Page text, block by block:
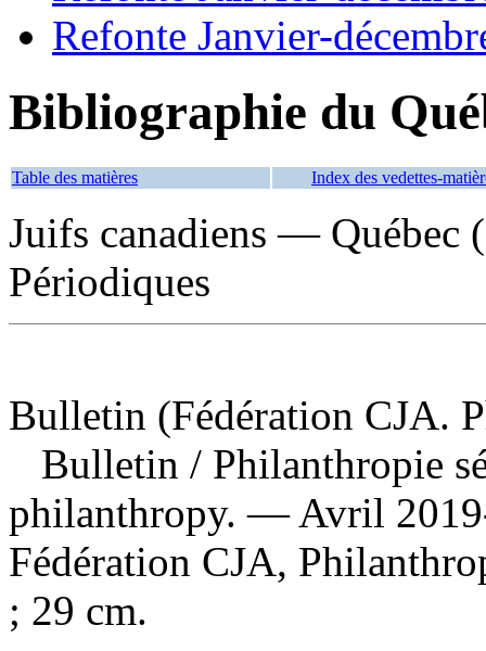
Refonte Janvier-
Bibliographie du
Table des matières Index des vedettes-
Juifs canadiens —
Périodiques
Bulletin (Fédération CJA.
Bulletin / Philanthropie
philanthropy. — Avril
Fédération CJA,
; 29 cm.